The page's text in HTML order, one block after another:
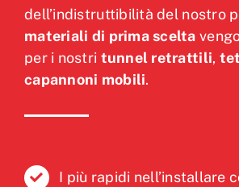
dell’indistruttibilità del nostro
materiali di prima scelta
per i nostri tunnel retrattili,
capannoni mobili.
I più rapidi nell’installare